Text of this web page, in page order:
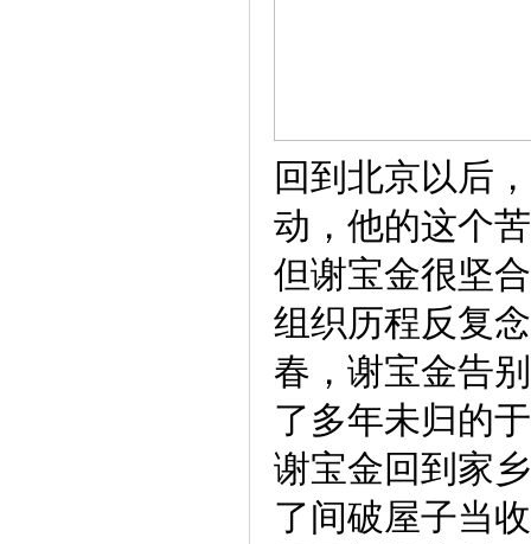
回到北京以后
动，他的这个
但谢宝金很坚
组织历程反复
春，谢宝金告
了多年未归的
谢宝金回到家
了间破屋子当